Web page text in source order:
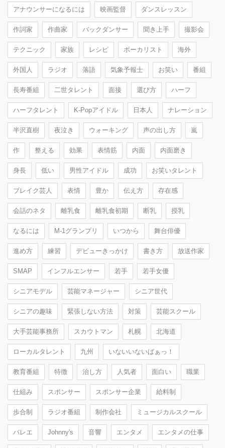
アナウンサーになるには 映画監督 ダンスレッスン
作詞家 作曲家 バックダンサー 聞き上手 撮影会
テクニック 家族 レシピ ボーカリスト 海外
外国人 ラジオ 落語 気象予報士 お笑い 番組
長寿番組 二世タレント 面接 選び方 ハーフ
ハーフタレント K-Popアイドル 日本人 ナレーション
半沢直樹 夜泣き ウォーキング 声の出し方 嵐
作 整える 効果 表情筋 内面 内面磨き
身長 低い 男性アイドル 成功 お笑いタレント
ブレイク芸人 表情 豊か 伝え方 存在感
会話のネタ 離乳食 離乳食初期 断乳 授乳
なるには M-1グランプリ いつから 舞台俳優
進め方 練習 デビューきっかけ 書き方 放送作家
SMAP インフルエンサー 若手 若手女優
シニアモデル 芸能マネージャー シニア世代
シニアの趣味 緊張しない方法 対策 芸能スクール
大手芸能事務所 スカウトマン 札幌 北海道
ローカルタレント 九州 いないいないばぁっ！
教育番組 特徴 治し方 人気者 面白い 職業
仕組み スポンサー スポンサー企業 給料制
歩合制 ラジオ番組 制作会社 ミュージカルスクール
バレエ Johnny's 音響 エンタメ エンタメの仕事